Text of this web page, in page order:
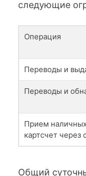
следующие
Операция
Переводы и
Переводы и
Прием
картсчет через
Общий